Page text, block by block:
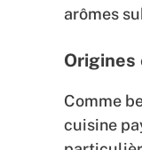
arômes
Origines
Comme
cuisine